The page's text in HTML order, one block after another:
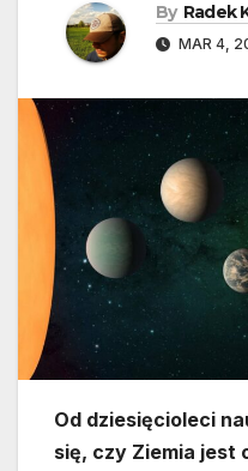
By Radek
MAR 4,
Od dziesięcioleci
się, czy Ziemia jest